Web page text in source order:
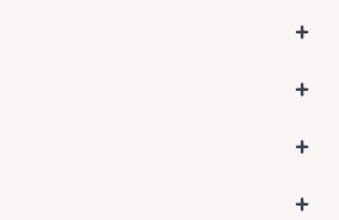
+
+
+
+